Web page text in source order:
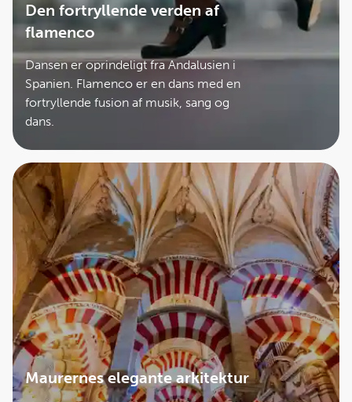
Den fortryllende verden af
flamenco
Dansen er oprindeligt fra Andalusien i
Spanien. Flamenco er en dans med en
fortryllende fusion af musik, sang og
dans.
Maurernes elegante arkitektur